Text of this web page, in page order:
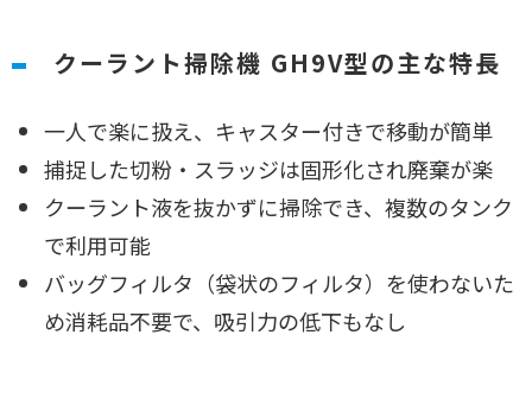
クーラント掃除機 GH9V型の主な特長
一人で楽に扱え、キャスター付きで移動が簡単
捕捉した切粉・スラッジは固形化され廃棄が楽
クーラント液を抜かずに掃除でき、複数のタンク
で利用可能
バッグフィルタ（袋状のフィルタ）を使わないた
め消耗品不要で、吸引力の低下もなし